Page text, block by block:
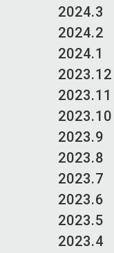
2024.3
2024.2
2024.1
2023.12
2023.11
2023.10
2023.9
2023.8
2023.7
2023.6
2023.5
2023.4